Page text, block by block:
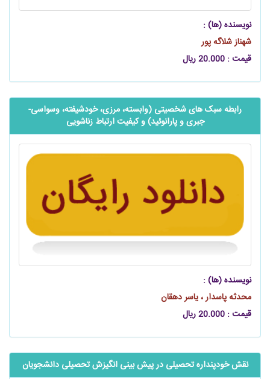
نویسنده (ها) :
شهناز شلاگه پور
قیمت : 20.000 ریال
رابطه سبک های شخصیتی (وابسته، مرزی، خودشیفته، وسواسی-
جبری و پارانوئید) و کیفیت ارتباط زناشویی
نویسنده (ها) :
محدثه پاسدار ، یاسر دهقان
قیمت : 20.000 ریال
نقش خودپنداره تحصیلی در پیش بینی انگیزش تحصیلی دانشجویان